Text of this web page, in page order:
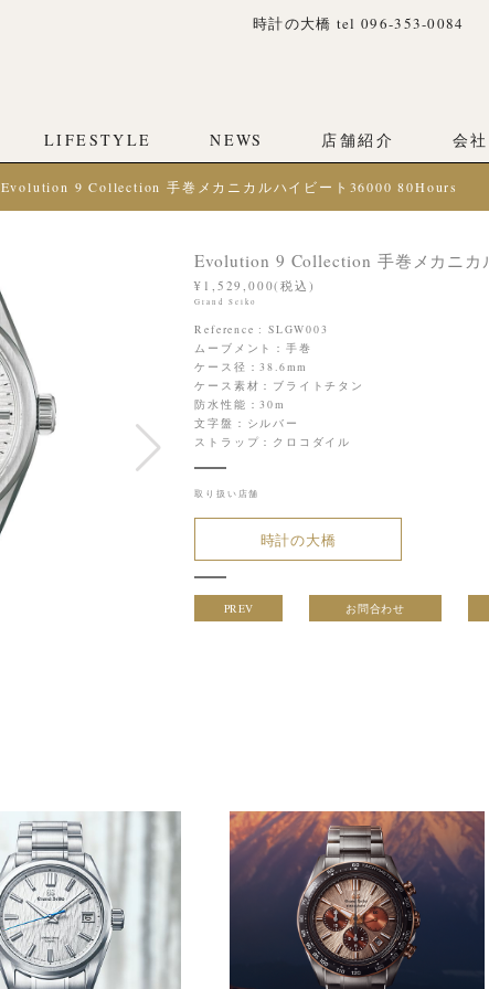
時計の大橋 tel 096-353-0084
LIFESTYLE NEWS 店舗紹介 会
Evolution 9 Collection 手巻メカニカルハイビート36000 80Hours
Evolution 9 Collection 手巻メカニカ
¥1,529,000(税込)
Grand Seiko
Reference : SLGW003
ムーブメント：手巻
ケース径：38.6mm
ケース素材：ブライトチタン
防水性能：30m
文字盤：シルバー
ストラップ：クロコダイル
取り扱い店舗
時計の大橋
PREV お問合わせ